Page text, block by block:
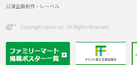
公演企画制作・レーベル
Copyright eplus inc. All Rights Reserved.